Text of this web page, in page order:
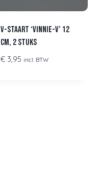
V-staart ‘Vinnie-V’ 12
cm, 2 stuks
€3,95 incl. BTW